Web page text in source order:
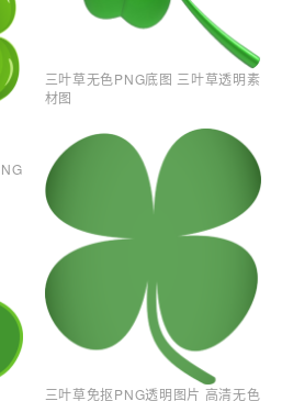
三叶草无色PNG底图 三叶草透明素
材图
三叶草免抠PNG透明图片 高清无色